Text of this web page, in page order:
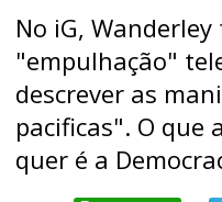
No iG,
"empulhação"
descrever as
pacificas". O que
quer é a